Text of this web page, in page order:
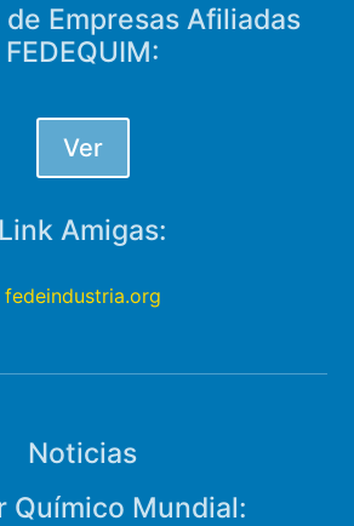
Empresas Afiliadas
FEDEQUIM:
Ver
Link Amigas:
fedeindustria.org
Noticias
Químico Mundial: